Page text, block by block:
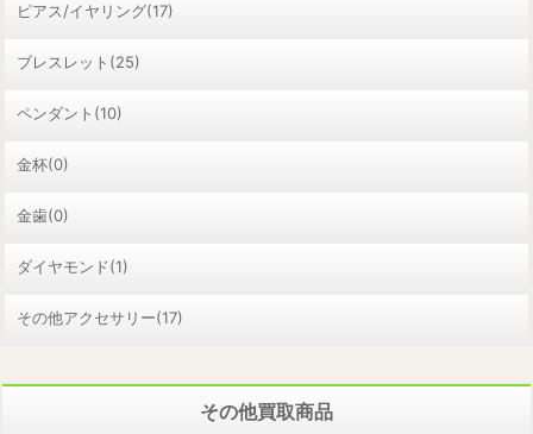
ピアス/イヤリング(17)
ブレスレット(25)
ペンダント(10)
金杯(0)
金歯(0)
ダイヤモンド(1)
その他アクセサリー(17)
その他買取商品